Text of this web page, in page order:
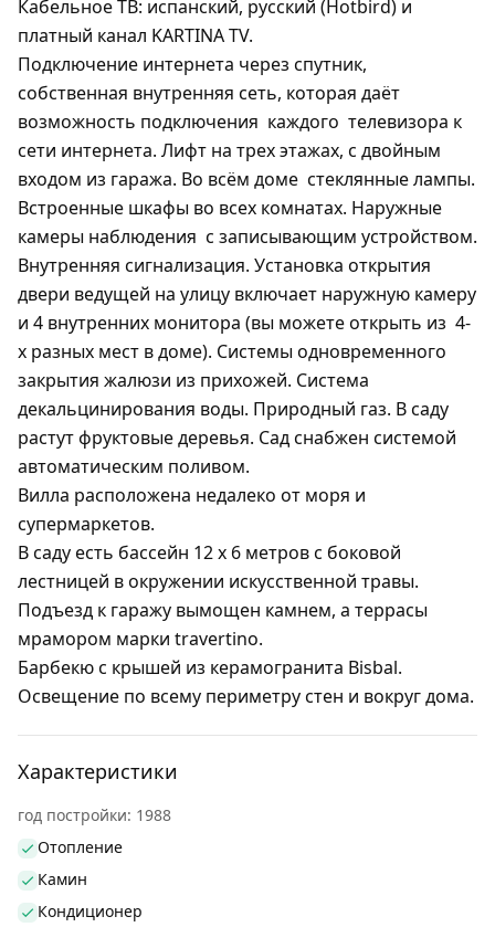
Кабельное ТВ: испанский, русский (Hotbird) и
платный канал KARTINA TV.
Подключение интернета через спутник,
собственная внутренняя сеть, которая даёт
возможность подключения каждого телевизора к
сети интернета. Лифт на трех этажах, с двойным
входом из гаража. Во всём доме стеклянные лампы.
Встроенные шкафы во всех комнатах. Наружные
камеры наблюдения с записывающим устройством.
Внутренняя сигнализация. Установка открытия
двери ведущей на улицу включает наружную камеру
и 4 внутренних монитора (вы можете открыть из 4-
х разных мест в доме). Cистемы одновременного
закрытия жалюзи из прихожей. Система
декальцинирования воды. Природный газ. В саду
растут фруктовые деревья. Сад снабжен системой
автоматическим поливом.
Вилла расположена недалеко от моря и
супермаркетов.
В саду есть бассейн 12 х 6 метров с боковой
лестницей в окружении искусственной травы.
Подъезд к гаражу вымощен камнем, а террасы
мрамором марки travertino.
Барбекю с крышей из керамогранита Bisbal.
Освещение по всему периметру стен и вокруг дома.
Характеристики
год постройки: 1988
Отопление
Камин
Кондиционер